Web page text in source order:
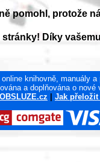
pomohl, protože
Díky
knihovně, manuály
a doplňována o
Jak přeložit